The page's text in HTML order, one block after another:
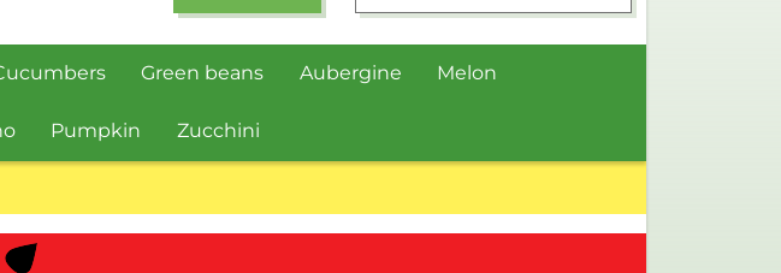
Green beans Aubergine Melon
Pumpkin Zucchini